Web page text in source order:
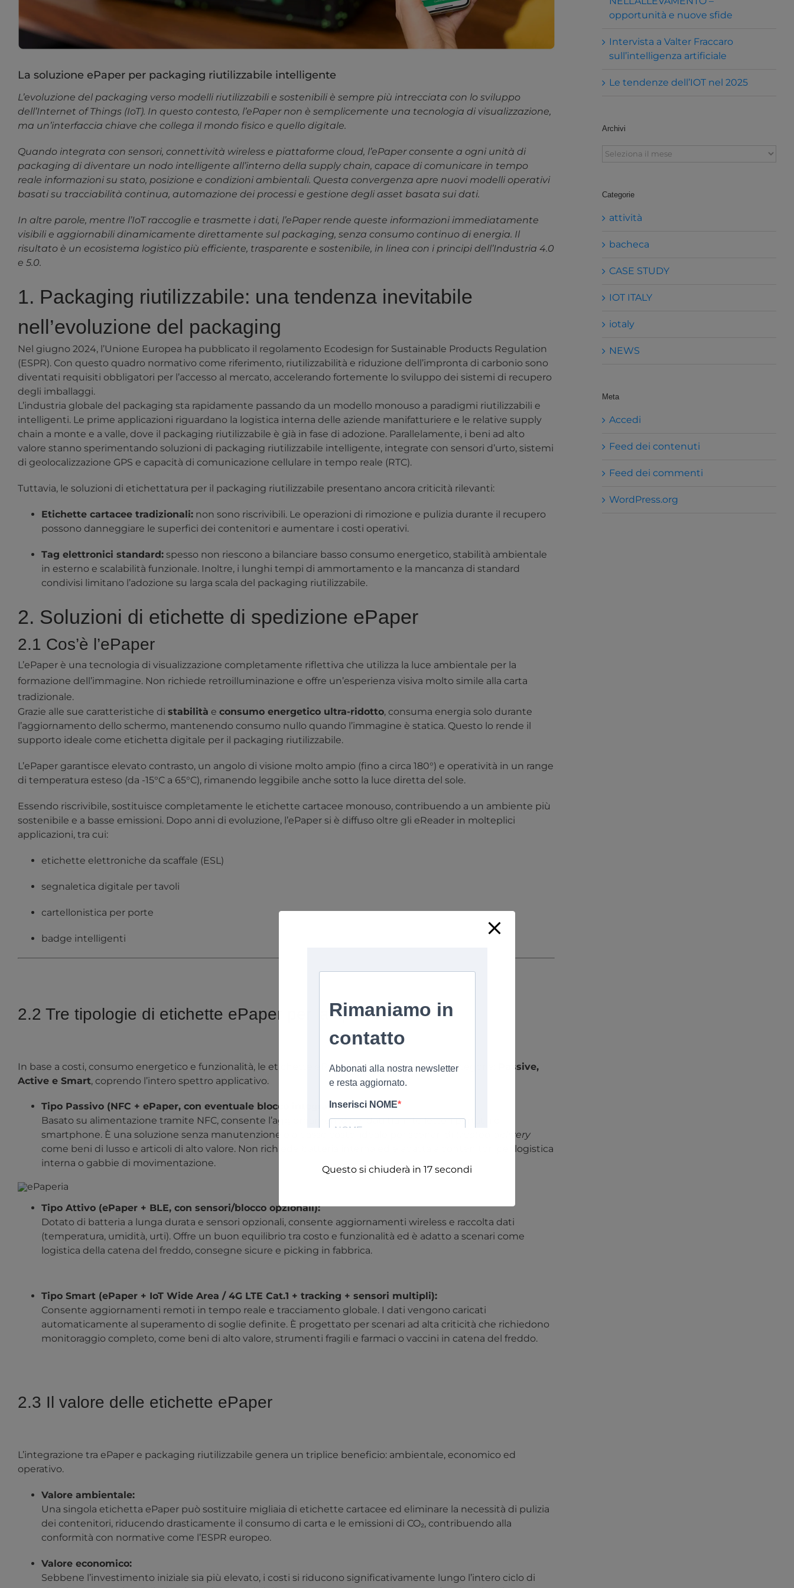
La soluzione ePaper per packaging riutilizzabile intelligente
L’evoluzione del packaging verso modelli riutilizzabili e sostenibili è sempre più intrecciata con lo sviluppo
dell’Internet of Things (IoT). In questo contesto, l’ePaper non è semplicemente una tecnologia di visualizzazione,
ma un’interfaccia chiave che collega il mondo fisico e quello digitale.
Quando integrata con sensori, connettività wireless e piattaforme cloud, l’ePaper consente a ogni unità di
packaging di diventare un nodo intelligente all’interno della supply chain, capace di comunicare in tempo
reale informazioni su stato, posizione e condizioni ambientali. Questa convergenza apre nuovi modelli operativi
basati su tracciabilità continua, automazione dei processi e gestione degli asset basata sui dati.
In altre parole, mentre l’IoT raccoglie e trasmette i dati, l’ePaper rende queste informazioni immediatamente
visibili e aggiornabili dinamicamente direttamente sul packaging, senza consumo continuo di energia. Il
risultato è un ecosistema logistico più efficiente, trasparente e sostenibile, in linea con i principi dell’Industria 4.0
e 5.0.
1. Packaging riutilizzabile: una tendenza inevitabile
nell’evoluzione del packaging
Nel giugno 2024, l’Unione Europea ha pubblicato il regolamento Ecodesign for Sustainable Products Regulation
(ESPR). Con questo quadro normativo come riferimento, riutilizzabilità e riduzione dell’impronta di carbonio sono
diventati requisiti obbligatori per l’accesso al mercato, accelerando fortemente lo sviluppo dei sistemi di recupero
degli imballaggi.
L’industria globale del packaging sta rapidamente passando da un modello monouso a paradigmi riutilizzabili e
intelligenti. Le prime applicazioni riguardano la logistica interna delle aziende manifatturiere e le relative supply
chain a monte e a valle, dove il packaging riutilizzabile è già in fase di adozione. Parallelamente, i beni ad alto
valore stanno sperimentando soluzioni di packaging riutilizzabile intelligente, integrate con sensori d’urto, sistemi
di geolocalizzazione GPS e capacità di comunicazione cellulare in tempo reale (RTC).
Tuttavia, le soluzioni di etichettatura per il packaging riutilizzabile presentano ancora criticità rilevanti:
Etichette cartacee tradizionali:non sono riscrivibili. Le operazioni di rimozione e pulizia durante il recupero
possono danneggiare le superfici dei contenitori e aumentare i costi operativi.
Tag elettronici standard:spesso non riescono a bilanciare basso consumo energetico, stabilità ambientale
in esterno e scalabilità funzionale. Inoltre, i lunghi tempi di ammortamento e la mancanza di standard
condivisi limitano l’adozione su larga scala del packaging riutilizzabile.
2. Soluzioni di etichette di spedizione ePaper
2.1 Cos’è l’ePaper
L’ePaper è una tecnologia di visualizzazione completamente riflettiva che utilizza la luce ambientale per la
formazione dell’immagine. Non richiede retroilluminazione e offre un’esperienza visiva molto simile alla carta
tradizionale.
Grazie alle sue caratteristiche di stabilità e consumo energetico ultra-ridotto, consuma energia solo durante
l’aggiornamento dello schermo, mantenendo consumo nullo quando l’immagine è statica. Questo lo rende il
supporto ideale come etichetta digitale per il packaging riutilizzabile.
L’ePaper garantisce elevato contrasto, un angolo di visione molto ampio (fino a circa 180°) e operatività in un range
di temperatura esteso (da -15°C a 65°C), rimanendo leggibile anche sotto la luce diretta del sole.
Essendo riscrivibile, sostituisce completamente le etichette cartacee monouso, contribuendo a un ambiente più
sostenibile e a basse emissioni. Dopo anni di evoluzione, l’ePaper si è diffuso oltre gli eReader in molteplici
applicazioni, tra cui:
etichette elettroniche da scaffale (ESL)
segnaletica digitale per tavoli
cartellonistica per porte
badge intelligenti
2.2 Tre tipologie di etichette ePaper per la spedizione
In base a costi, consumo energetico e funzionalità, le etichette ePaper si suddividono in tre categorie:
Passive,
Active e Smart, coprendo l’intero spettro applicativo.
Tipo Passivo (NFC + ePaper, con eventuale blocco integrato):
Basato su alimentazione tramite NFC, consente l’aggiornamento dei dati tramite lettori portatili o
smartphone. È una soluzione senza manutenzione e a basso costo, ideale per scenari di
trusted delivery
come beni di lusso e articoli di alto valore. Non richiede batteria interna ed è adatta a contenitori per logistica
interna o gabbie di movimentazione.
Tipo Attivo (ePaper + BLE, con sensori/blocco opzionali):
Dotato di batteria a lunga durata e sensori opzionali, consente aggiornamenti wireless e raccolta dati
(temperatura, umidità, urti). Offre un buon equilibrio tra costo e funzionalità ed è adatto a scenari come
logistica della catena del freddo, consegne sicure e picking in fabbrica.
Tipo Smart (ePaper + IoT Wide Area / 4G LTE Cat.1 + tracking + sensori multipli):
Consente aggiornamenti remoti in tempo reale e tracciamento globale. I dati vengono caricati
automaticamente al superamento di soglie definite. È progettato per scenari ad alta criticità che richiedono
monitoraggio completo, come beni di alto valore, strumenti fragili e farmaci o vaccini in catena del freddo.
2.3 Il valore delle etichette ePaper
L’integrazione tra ePaper e packaging riutilizzabile genera un triplice beneficio: ambientale, economico ed
operativo.
Valore ambientale:
Una singola etichetta ePaper può sostituire migliaia di etichette cartacee ed eliminare la necessità di pulizia
dei contenitori, riducendo drasticamente il consumo di carta e le emissioni di CO₂, contribuendo alla
conformità con normative come l’ESPR europeo.
Valore economico:
Sebbene l’investimento iniziale sia più elevato, i costi si riducono significativamente lungo l’intero ciclo di
opportunità e nuove sfide
Intervista a Valter Fraccaro
sull’intelligenza artificiale
Le tendenze dell’IOT nel 2025
Archivi
Archivi
Categorie
attività
bacheca
CASE STUDY
IOT ITALY
iotaly
NEWS
Meta
Accedi
Feed dei contenuti
Feed dei commenti
WordPress.org
Questo si chiuderà in 16 secondi